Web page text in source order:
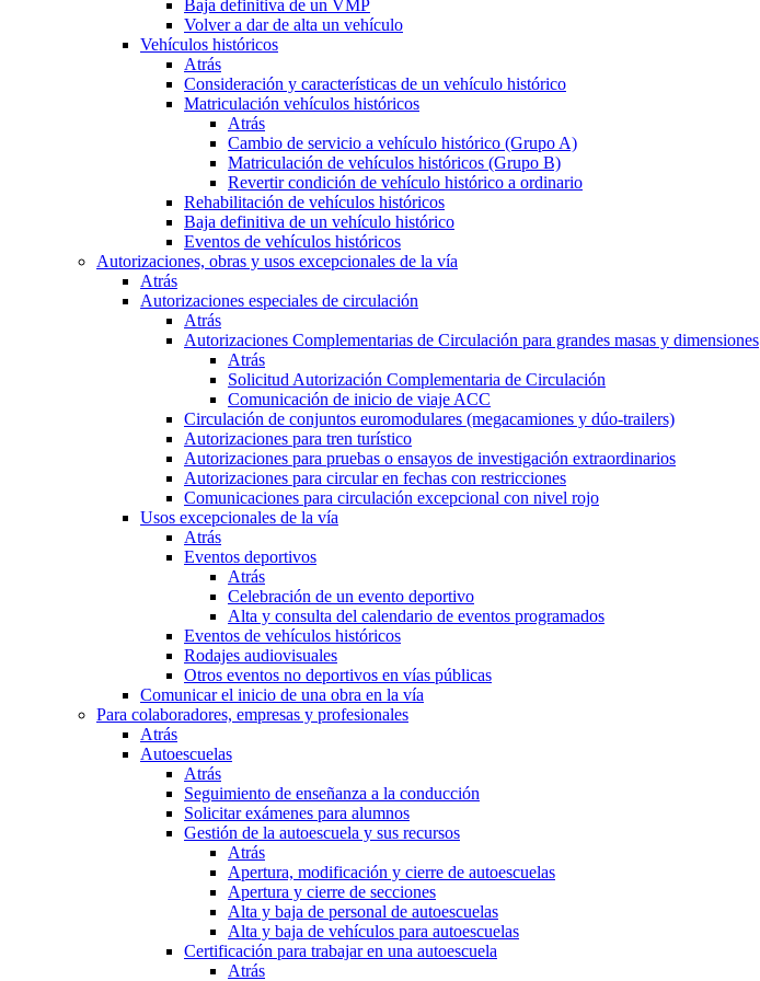
Baja definitiva de un VMP
Volver a dar de alta un vehículo
Vehículos históricos
Atrás
Consideración y características de un vehículo histórico
Matriculación vehículos históricos
Atrás
Cambio de servicio a vehículo histórico (Grupo A)
Matriculación de vehículos históricos (Grupo B)
Revertir condición de vehículo histórico a ordinario
Rehabilitación de vehículos históricos
Baja definitiva de un vehículo histórico
Eventos de vehículos históricos
Autorizaciones, obras y usos excepcionales de la vía
Atrás
Autorizaciones especiales de circulación
Atrás
Autorizaciones Complementarias de Circulación para grandes masas y dimensiones
Atrás
Solicitud Autorización Complementaria de Circulación
Comunicación de inicio de viaje ACC
Circulación de conjuntos euromodulares (megacamiones y dúo-trailers)
Autorizaciones para tren turístico
Autorizaciones para pruebas o ensayos de investigación extraordinarios
Autorizaciones para circular en fechas con restricciones
Comunicaciones para circulación excepcional con nivel rojo
Usos excepcionales de la vía
Atrás
Eventos deportivos
Atrás
Celebración de un evento deportivo
Alta y consulta del calendario de eventos programados
Eventos de vehículos históricos
Rodajes audiovisuales
Otros eventos no deportivos en vías públicas
Comunicar el inicio de una obra en la vía
Para colaboradores, empresas y profesionales
Atrás
Autoescuelas
Atrás
Seguimiento de enseñanza a la conducción
Solicitar exámenes para alumnos
Gestión de la autoescuela y sus recursos
Atrás
Apertura, modificación y cierre de autoescuelas
Apertura y cierre de secciones
Alta y baja de personal de autoescuelas
Alta y baja de vehículos para autoescuelas
Certificación para trabajar en una autoescuela
Atrás